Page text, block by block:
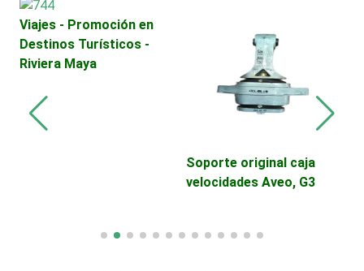
Centros Turísticos
Clínicas de Rehabilitación
Viajes - Promoción en
Destinos Turísticos -
Riviera Maya
Soporte original caja
velocidades Aveo, G3